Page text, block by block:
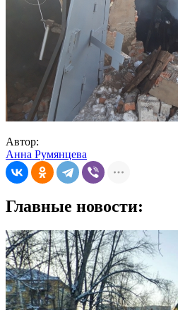
Автор:
Анна Румянцева
Главные новости: